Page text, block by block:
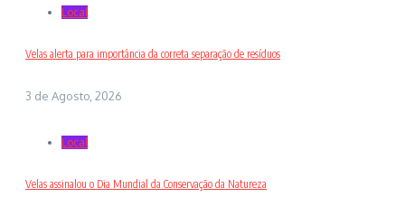
Local
Velas alerta para importância da correta separação de resíduos
3 de Agosto, 2026
Local
Velas assinalou o Dia Mundial da Conservação da Natureza